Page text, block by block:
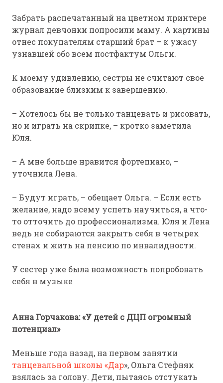
Забрать распечатанный на цветном принтере
журнал девчонки попросили маму. А картины
отнес покупателям старший брат – к ужасу
узнавшей обо всем постфактум Ольги.
К моему удивлению, сестры не считают свое
образование близким к завершению.
– Хотелось бы не только танцевать и рисовать,
но и играть на скрипке, – кротко заметила
Юля.
– А мне больше нравится фортепиано, –
уточнила Лена.
– Будут играть, – обещает Ольга. – Если есть
желание, надо всему успеть научиться, а что-
то отточить до профессионализма. Юля и Лена
ведь не собираются закрыть себя в четырех
стенах и жить на пенсию по инвалидности.
У сестер уже была возможность попробовать
себя в музыке
Анна Горчакова: «У детей с ДЦП огромный
потенциал»
Меньше года назад, на первом занятии
танцевальной школы «Дар», Ольга Стефняк
взялась за голову. Дети, пытаясь отстукать